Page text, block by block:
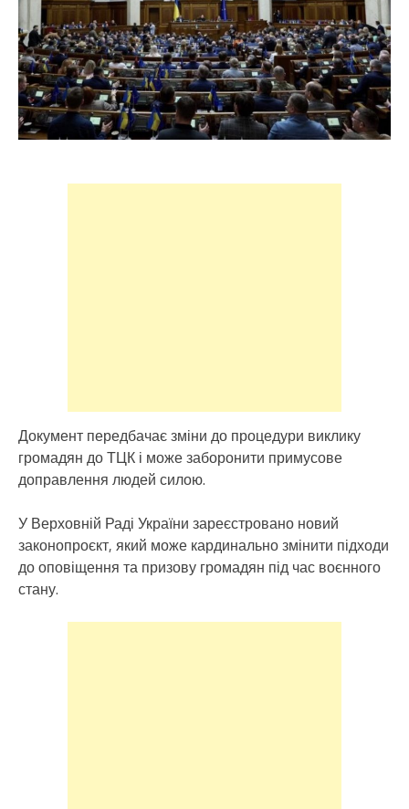
Документ передбачає зміни до процедури виклику
громадян до ТЦК і може заборонити примусове
доправлення людей силою.
У Верховній Раді України зареєстровано новий
законопроєкт, який може кардинально змінити підходи
до оповіщення та призову громадян під час воєнного
стану.